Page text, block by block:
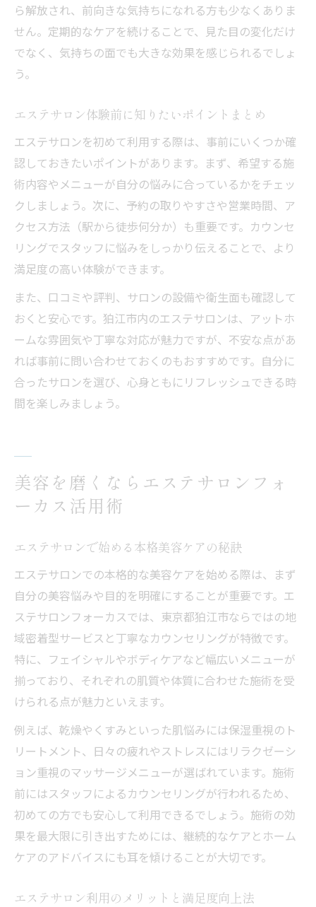
ら解放され、前向きな気持ちになれる方も少なくありま
せん。定期的なケアを続けることで、見た目の変化だけ
でなく、気持ちの面でも大きな効果を感じられるでしょ
う。
エステサロン体験前に知りたいポイントまとめ
エステサロンを初めて利用する際は、事前にいくつか確
認しておきたいポイントがあります。まず、希望する施
術内容やメニューが自分の悩みに合っているかをチェッ
クしましょう。次に、予約の取りやすさや営業時間、ア
クセス方法（駅から徒歩何分か）も重要です。カウンセ
リングでスタッフに悩みをしっかり伝えることで、より
満足度の高い体験ができます。
また、口コミや評判、サロンの設備や衛生面も確認して
おくと安心です。狛江市内のエステサロンは、アットホ
ームな雰囲気や丁寧な対応が魅力ですが、不安な点があ
れば事前に問い合わせておくのもおすすめです。自分に
合ったサロンを選び、心身ともにリフレッシュできる時
間を楽しみましょう。
美容を磨くならエステサロンフォ
ーカス活用術
エステサロンで始める本格美容ケアの秘訣
エステサロンでの本格的な美容ケアを始める際は、まず
自分の美容悩みや目的を明確にすることが重要です。エ
ステサロンフォーカスでは、東京都狛江市ならではの地
域密着型サービスと丁寧なカウンセリングが特徴です。
特に、フェイシャルやボディケアなど幅広いメニューが
揃っており、それぞれの肌質や体質に合わせた施術を受
けられる点が魅力といえます。
例えば、乾燥やくすみといった肌悩みには保湿重視のト
リートメント、日々の疲れやストレスにはリラクゼーシ
ョン重視のマッサージメニューが選ばれています。施術
前にはスタッフによるカウンセリングが行われるため、
初めての方でも安心して利用できるでしょう。施術の効
果を最大限に引き出すためには、継続的なケアとホーム
ケアのアドバイスにも耳を傾けることが大切です。
エステサロン利用のメリットと満足度向上法